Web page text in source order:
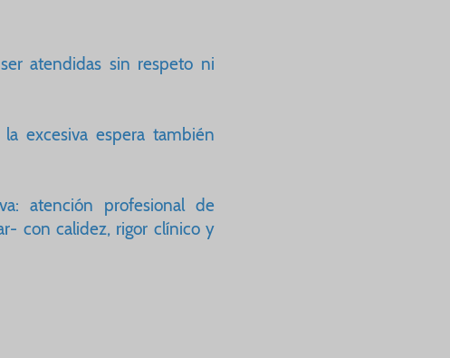
atendidas sin respeto ni
excesiva espera también
atención profesional de
con calidez, rigor clínico y